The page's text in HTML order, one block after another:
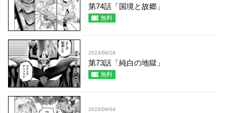
第74話「国境と故郷」
無料
2023/09/18
第73話「純白の地獄」
無料
2023/09/04